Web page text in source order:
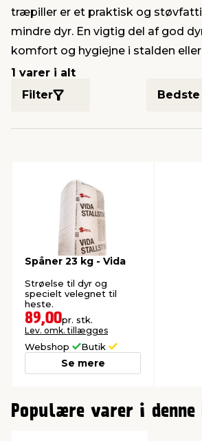
brædder
& ukrudt
& ophæng
& opbevaring
& persienner
& standere
& syltning
& ventilation
kloak
Home
data & TV
& kemikalier
& fugemasse
maskiner
& spande
underholdning
træpiller er et praktisk og
mindre dyr. En vigtig del af god
komfort og hygiejne i stalden
1 varer i alt
Filter
Spåner 23 kg - Vida
Strøelse til dyr og
specielt velegnet til
heste.
89,00pr. stk.
Lev. omk. tillægges
Webshop Butik
Se mere
Populære varer i denne